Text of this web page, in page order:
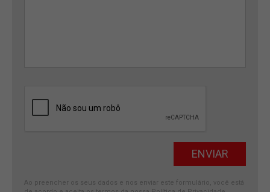
Ao preencher os seus dados e nos enviar este formulário, você está